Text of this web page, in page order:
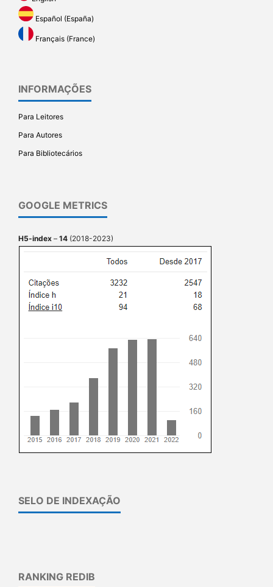
Español (España)
Français (France)
INFORMAÇÕES
Para Leitores
Para Autores
Para Bibliotecários
GOOGLE METRICS
H5-index – 14 (2018-2023)
SELO DE INDEXAÇÃO
RANKING REDIB